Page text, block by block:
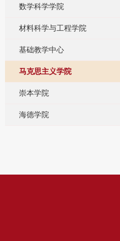
数学科学学院
材料科学与工程学院
基础教学中心
马克思主义学院
崇本学院
海德学院